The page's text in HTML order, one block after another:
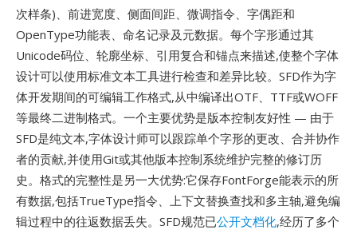
次样条)、前进宽度、侧面间距、微调指令、字偶距和
OpenType功能表、命名记录及元数据。每个字形通过其
Unicode码位、轮廓坐标、引用复合和锚点来描述,使整个字体
设计可以使用标准文本工具进行检查和差异比较。SFD作为字
体开发期间的可编辑工作格式,从中编译出OTF、TTF或WOFF
等最终二进制格式。一个主要优势是版本控制友好性 — 由于
SFD是纯文本,字体设计师可以跟踪单个字形的更改、合并协作
者的贡献,并使用Git或其他版本控制系统维护完整的修订历
史。格式的完整性是另一大优势:它保存FontForge能表示的所
有数据,包括TrueType指令、上下文替换查找和多主轴,避免编
辑过程中的往返数据丢失。SFD规范已公开文档化,经历了多个